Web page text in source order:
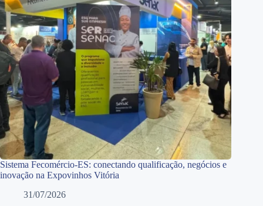
Sistema Fecomércio-ES: conectando qualificação, negócios e
inovação na Expovinhos Vitória
31/07/2026